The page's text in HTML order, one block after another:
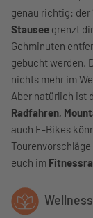
genau richtig: der
Stausee grenzt
Gehminuten
gebucht werden.
nichts mehr im
Aber natürlich ist
Radfahren,
auch E-Bikes
euch im
Wellness